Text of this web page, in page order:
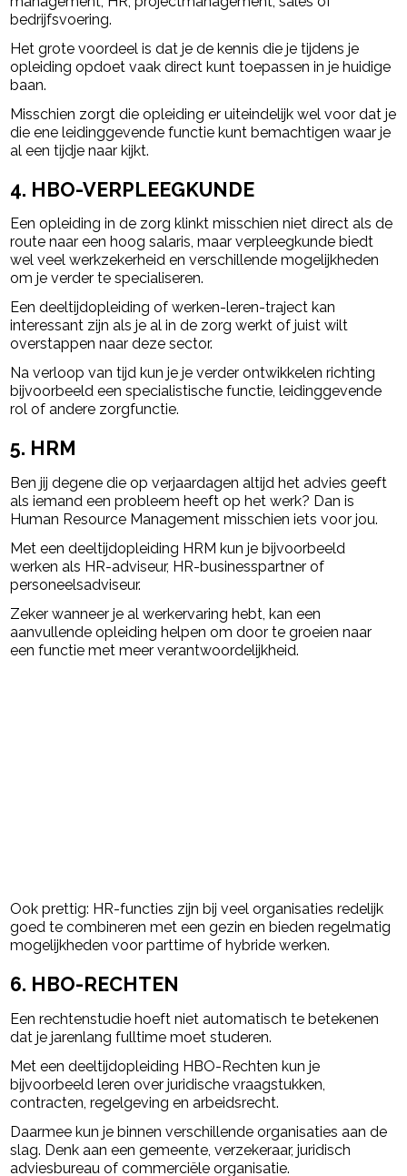
bedrijfsvoering.
Het grote voordeel is dat je de kennis die je tijdens je
opleiding opdoet vaak direct kunt toepassen in je huidige
baan.
Misschien zorgt die opleiding er uiteindelijk wel voor dat je
die ene leidinggevende functie kunt bemachtigen waar je
al een tijdje naar kijkt.
4. HBO-VERPLEEGKUNDE
Een opleiding in de zorg klinkt misschien niet direct als de
route naar een hoog salaris, maar verpleegkunde biedt
wel veel werkzekerheid en verschillende mogelijkheden
om je verder te specialiseren.
Een deeltijdopleiding of werken-leren-traject kan
interessant zijn als je al in de zorg werkt of juist wilt
overstappen naar deze sector.
Na verloop van tijd kun je je verder ontwikkelen richting
bijvoorbeeld een specialistische functie, leidinggevende
rol of andere zorgfunctie.
5. HRM
Ben jij degene die op verjaardagen altijd het advies geeft
als iemand een probleem heeft op het werk? Dan is
Human Resource Management misschien iets voor jou.
Met een deeltijdopleiding HRM kun je bijvoorbeeld
werken als HR-adviseur, HR-businesspartner of
personeelsadviseur.
Zeker wanneer je al werkervaring hebt, kan een
aanvullende opleiding helpen om door te groeien naar
een functie met meer verantwoordelijkheid.
Ook prettig: HR-functies zijn bij veel organisaties redelijk
goed te combineren met een gezin en bieden regelmatig
mogelijkheden voor parttime of hybride werken.
6. HBO-RECHTEN
Een rechtenstudie hoeft niet automatisch te betekenen
dat je jarenlang fulltime moet studeren.
Met een deeltijdopleiding HBO-Rechten kun je
bijvoorbeeld leren over juridische vraagstukken,
contracten, regelgeving en arbeidsrecht.
Daarmee kun je binnen verschillende organisaties aan de
slag. Denk aan een gemeente, verzekeraar, juridisch
adviesbureau of commerciële organisatie.